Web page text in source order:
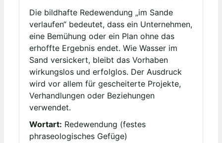
Die bildhafte Redewendung „im Sande
verlaufen“ bedeutet, dass ein Unternehmen,
eine Bemühung oder ein Plan ohne das
erhoffte Ergebnis endet. Wie Wasser im
Sand versickert, bleibt das Vorhaben
wirkungslos und erfolglos. Der Ausdruck
wird vor allem für gescheiterte Projekte,
Verhandlungen oder Beziehungen
verwendet.
Wortart: Redewendung (festes
phraseologisches Gefüge)